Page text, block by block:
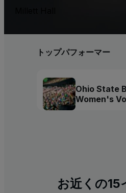
トップパフォーマー
Ohio State
Women's
お近くの15